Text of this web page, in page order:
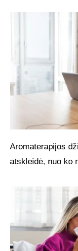
Aromaterapijos
atskleidė, nuo ko